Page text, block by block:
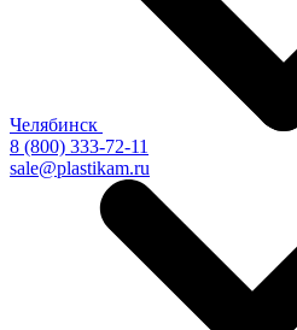
Челябинск
8 (800) 333-72-11
sale@plastikam.ru